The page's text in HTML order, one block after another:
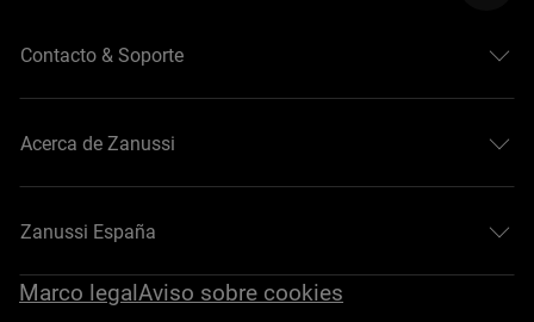
Contacto & Soporte
Acerca de Zanussi
Zanussi España
Marco legalAviso sobre cookies